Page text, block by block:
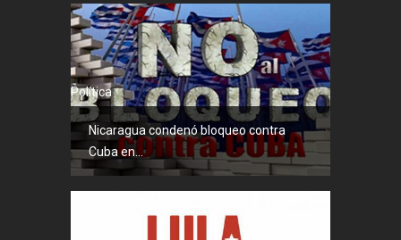
Política
Nicaragua condenó bloqueo contra
Cuba en...